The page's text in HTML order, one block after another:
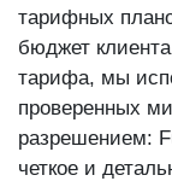
тарифных
бюджет
тарифа, мы
проверенных
разрешением:
четкое и